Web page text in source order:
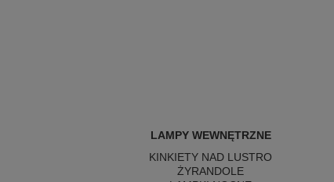
LAMPY WEWNĘTRZNE
KINKIETY NAD LUSTRO
ŻYRANDOLE